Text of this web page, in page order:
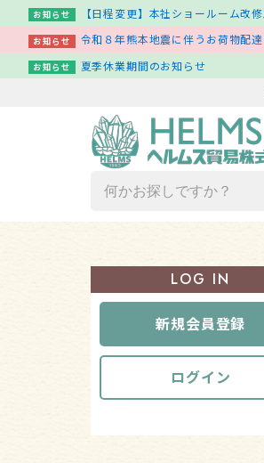
お知らせ 【日程変更】本社ショールーム改
お知らせ 令和８年熊本地震に伴うお荷物配
お知らせ 夏季休業期間のお知らせ
新着商品一覧
その他
LOG IN
ログイン
新規会員登録